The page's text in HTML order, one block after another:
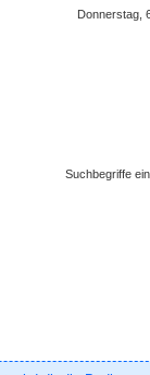
Donnerstag,